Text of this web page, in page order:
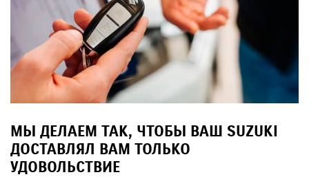
МЫ ДЕЛАЕМ ТАК, ЧТОБЫ ВАШ SUZUKI
ДОСТАВЛЯЛ ВАМ ТОЛЬКО
УДОВОЛЬСТВИЕ